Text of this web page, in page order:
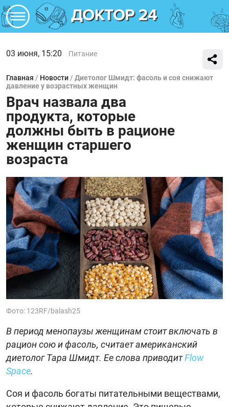
03 июня, 15:20 Питание
Главная / Новости / Диетолог Шмидт: фасоль и соя снижают
давление у возрастных женщин
Врач назвала два
продукта, которые
должны быть в рационе
женщин старшего
возраста
Фото: 123RF/balash25
В период менопаузы женщинам стоит включать в
рацион сою и фасоль, считает американский
диетолог Тара Шмидт. Ее слова приводитFlow
Space.
Соя и фасоль богаты питательными веществами,